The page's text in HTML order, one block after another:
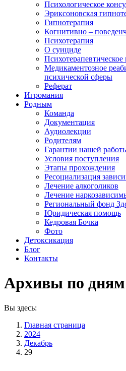
Психологическое
Эриксоновская
Гипнотерапия
Когнитивно –
Психотерапия
О суициде
Психотерапевтическое
Медикаментозное
психической сферы
Реферат
Игромания
Родным
Команда
Документация
Аудиолекции
Родителям
Гарантии нашей
Условия поступления
Этапы прохождения
Ресоциализация
Лечение алкоголиков
Лечение
Региональный фонд
Юридическая помощь
Кедровая Бочка
Фото
Детоксикация
Блог
Контакты
Архивы по
Вы здесь:
Главная страница
2024
Декабрь
29